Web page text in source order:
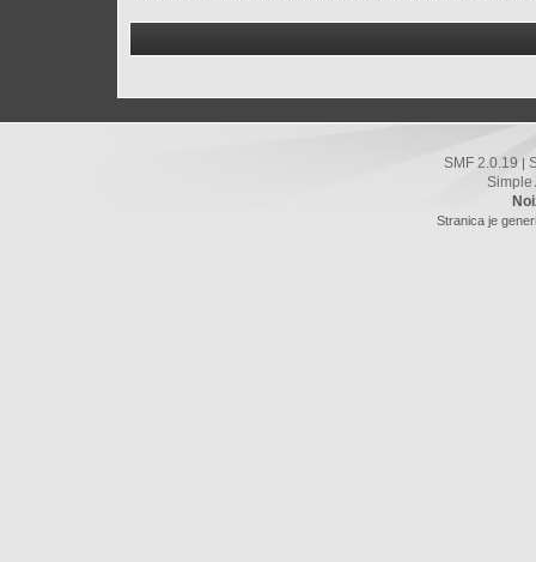
SMF 2.0.19
Simple
Stranica je